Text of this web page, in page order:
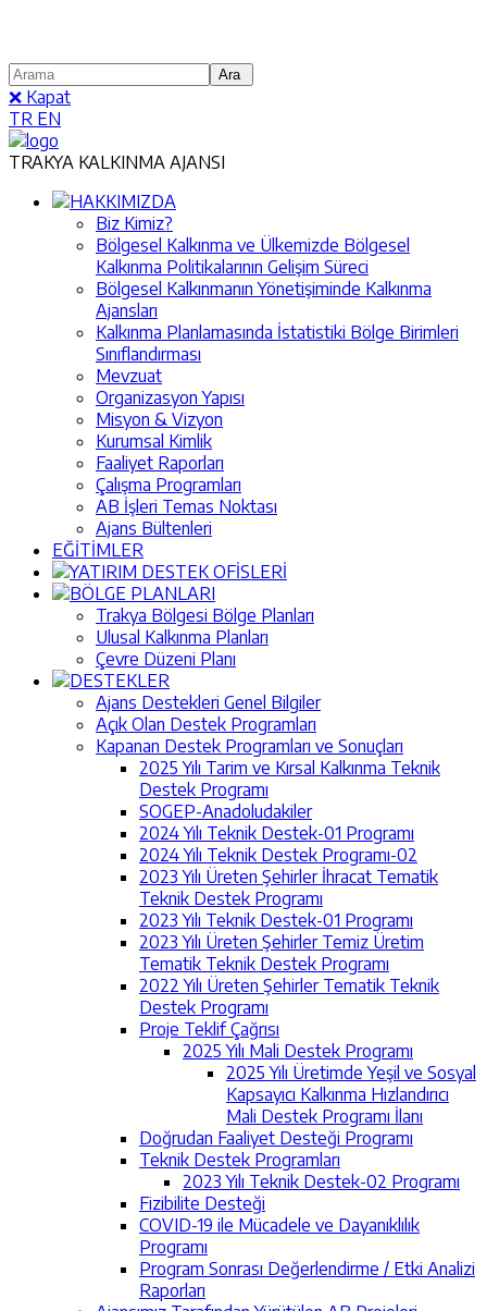
❌ Kapat
TR EN
TRAKYA KALKINMA AJANSI
HAKKIMIZDA
Biz Kimiz?
Bölgesel Kalkınma ve Ülkemizde Bölgesel
Kalkınma Politikalarının Gelişim Süreci
Bölgesel Kalkınmanın Yönetişiminde Kalkınma
Ajansları
Kalkınma Planlamasında İstatistiki Bölge Birimleri
Sınıflandırması
Mevzuat
Organizasyon Yapısı
Misyon & Vizyon
Kurumsal Kimlik
Faaliyet Raporları
Çalışma Programları
AB İşleri Temas Noktası
Ajans Bültenleri
EĞİTİMLER
YATIRIM DESTEK OFİSLERİ
BÖLGE PLANLARI
Trakya Bölgesi Bölge Planları
Ulusal Kalkınma Planları
Çevre Düzeni Planı
DESTEKLER
Ajans Destekleri Genel Bilgiler
Açık Olan Destek Programları
Kapanan Destek Programları ve Sonuçları
2025 Yılı Tarim ve Kırsal Kalkınma Teknik
Destek Programı
SOGEP-Anadoludakiler
2024 Yılı Teknik Destek-01 Programı
2024 Yılı Teknik Destek Programı-02
2023 Yılı Üreten Şehirler İhracat Tematik
Teknik Destek Programı
2023 Yılı Teknik Destek-01 Programı
2023 Yılı Üreten Şehirler Temiz Üretim
Tematik Teknik Destek Programı
2022 Yılı Üreten Şehirler Tematik Teknik
Destek Programı
Proje Teklif Çağrısı
2025 Yılı Mali Destek Programı
2025 Yılı Üretimde Yeşil ve Sosyal
Kapsayıcı Kalkınma Hızlandırıcı
Mali Destek Programı İlanı
Doğrudan Faaliyet Desteği Programı
Teknik Destek Programları
2023 Yılı Teknik Destek-02 Programı
Fizibilite Desteği
COVID-19 ile Mücadele ve Dayanıklılık
Programı
Program Sonrası Değerlendirme / Etki Analizi
Raporları